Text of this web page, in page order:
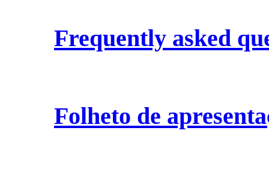
Frequently asked
Folheto de